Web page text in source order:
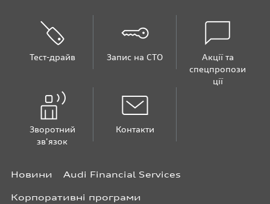
Тест-драйв Запис на СТО
Акції та
спецпропози
ції
Зворотний
зв'язок
Контакти
Новини Audi Financial Services
Корпоративні програми